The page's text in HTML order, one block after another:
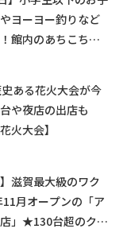
ヨーヨー釣りなど
館内のあちこちに
史ある花火大会が今
や夜店の出店も
火大会】
】滋賀最大級のワク
月オープンの「ア
」★130台超のクレ